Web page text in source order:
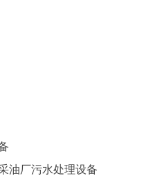
油厂污水处理设备